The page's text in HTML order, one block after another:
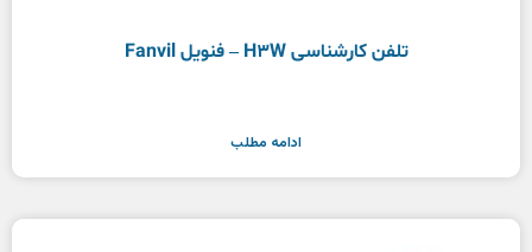
تلفن کارشناسی H3W – فنویل Fanvil
ادامه مطلب